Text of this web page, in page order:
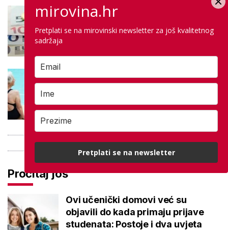
Negativna promjena u drugom
fondova otišli u minus
besplatno: Građani se mogu
Pročitaj još
Ovi učenički domovi već su
objavili do kada primaju prijave
studenata: Postoje i dva uvjeta
mirovina.hr
Pretplati se na mirovinski newsletter za još kvalitetnog
sadržaja
Pretplati se na newsletter